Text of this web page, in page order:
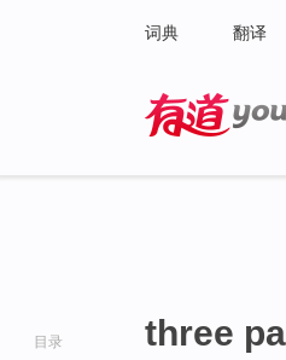
词典 翻译
目录 three